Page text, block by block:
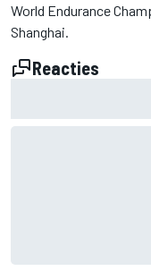
World Endurance
Shanghai.
Reacties